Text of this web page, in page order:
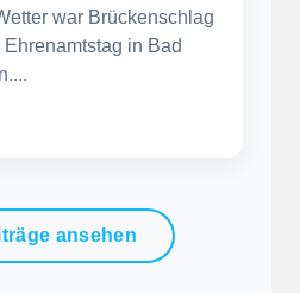
war Brückenschlag
in Bad
ansehen